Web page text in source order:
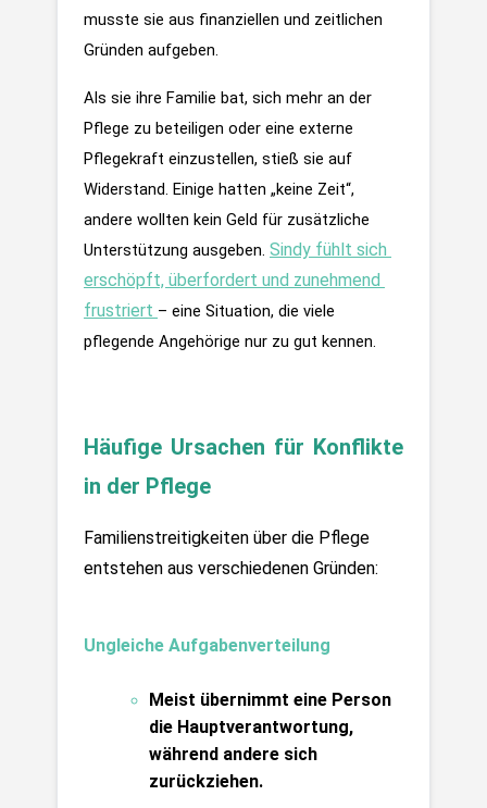
musste sie aus finanziellen und zeitlichen
Gründen aufgeben.
Als sie ihre Familie bat, sich mehr an der
Pflege zu beteiligen oder eine externe
Pflegekraft einzustellen, stieß sie auf
Widerstand. Einige hatten „keine Zeit“,
andere wollten kein Geld für zusätzliche
Unterstützung ausgeben. Sindy fühlt sich
erschöpft, überfordert und zunehmend
frustriert – eine Situation, die viele
pflegende Angehörige nur zu gut kennen.
Häufige Ursachen für Konflikte
in der Pflege
Familienstreitigkeiten über die Pflege
entstehen aus verschiedenen Gründen:
Ungleiche Aufgabenverteilung
Meist übernimmt eine Person
die Hauptverantwortung,
während andere sich
zurückziehen.